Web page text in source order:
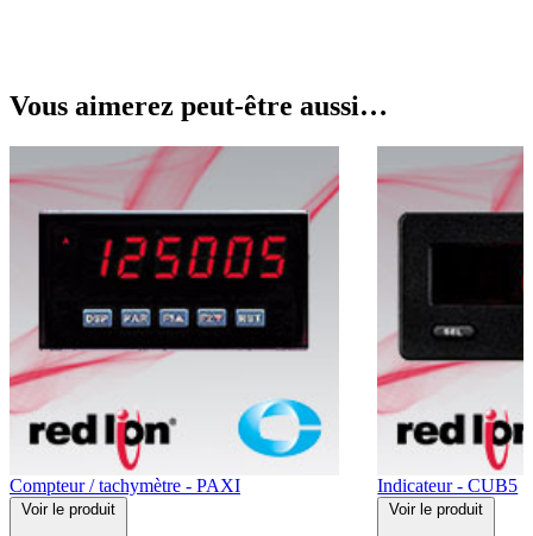
Vous aimerez peut-être aussi…
Compteur / tachymètre - PAXI
Voir le produit
Indicateur - CUB5
Voir le produit